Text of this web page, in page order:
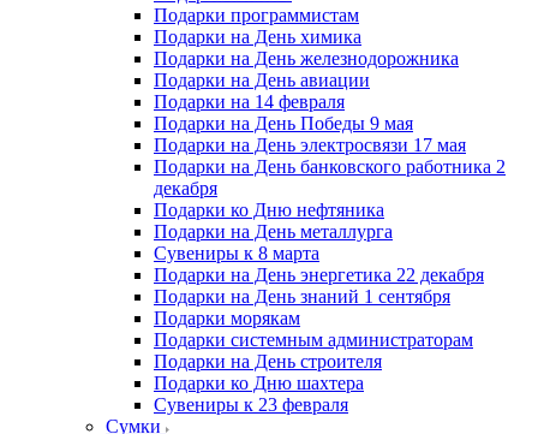
Подарки программистам
Подарки на День химика
Подарки на День железнодорожника
Подарки на День авиации
Подарки на 14 февраля
Подарки на День Победы 9 мая
Подарки на День электросвязи 17 мая
Подарки на День банковского работника 2
декабря
Подарки ко Дню нефтяника
Подарки на День металлурга
Сувениры к 8 марта
Подарки на День энергетика 22 декабря
Подарки на День знаний 1 сентября
Подарки морякам
Подарки системным администраторам
Подарки на День строителя
Подарки ко Дню шахтера
Сувениры к 23 февраля
Сумки